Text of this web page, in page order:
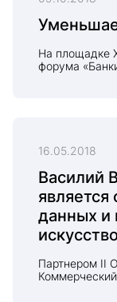
На площадке
форума
16.05.2018
Василий
данных и
Партнером II